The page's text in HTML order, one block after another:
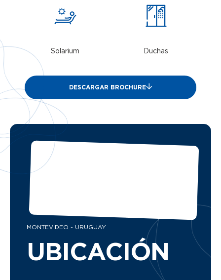
Solarium Duchas
DESCARGAR BROCHURE
MONTEVIDEO - URUGUAY
UBICACIÓN